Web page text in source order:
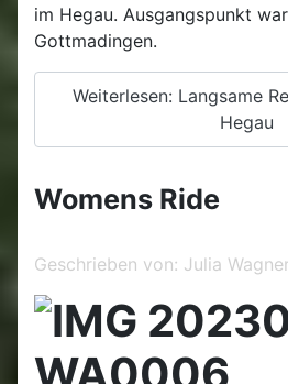
im Hegau. Ausgangspunkt
Gottmadingen.
Weiterlesen: Langsame
Hegau
Womens Ride
Geschrieben von: Julia Wagner